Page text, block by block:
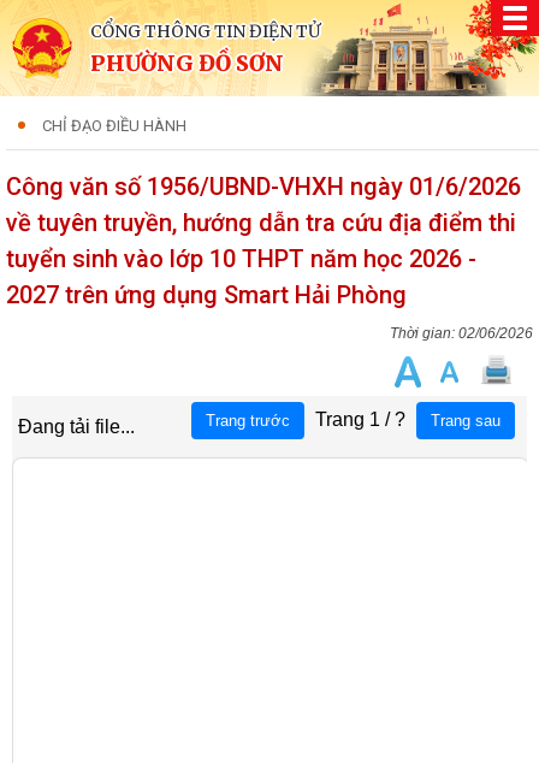
CỔNG THÔNG TIN ĐIỆN TỬ
PHƯỜNG ĐỒ SƠN
CHỈ ĐẠO ĐIỀU HÀNH
Công văn số 1956/UBND-VHXH ngày 01/6/2026
về tuyên truyền, hướng dẫn tra cứu địa điểm thi
tuyển sinh vào lớp 10 THPT năm học 2026 -
2027 trên ứng dụng Smart Hải Phòng
02/06/2026